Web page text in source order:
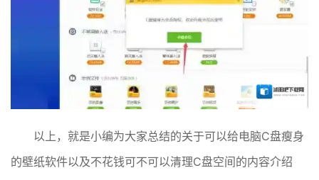
以上，就是小编为大家总结的关于可以给电脑C盘瘦身
的壁纸软件以及不花钱可不可以清理C盘空间的内容介绍